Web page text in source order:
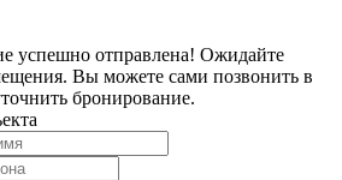
успешно отправлена! Ожидайте
Вы можете сами позвонить в
бронирование.